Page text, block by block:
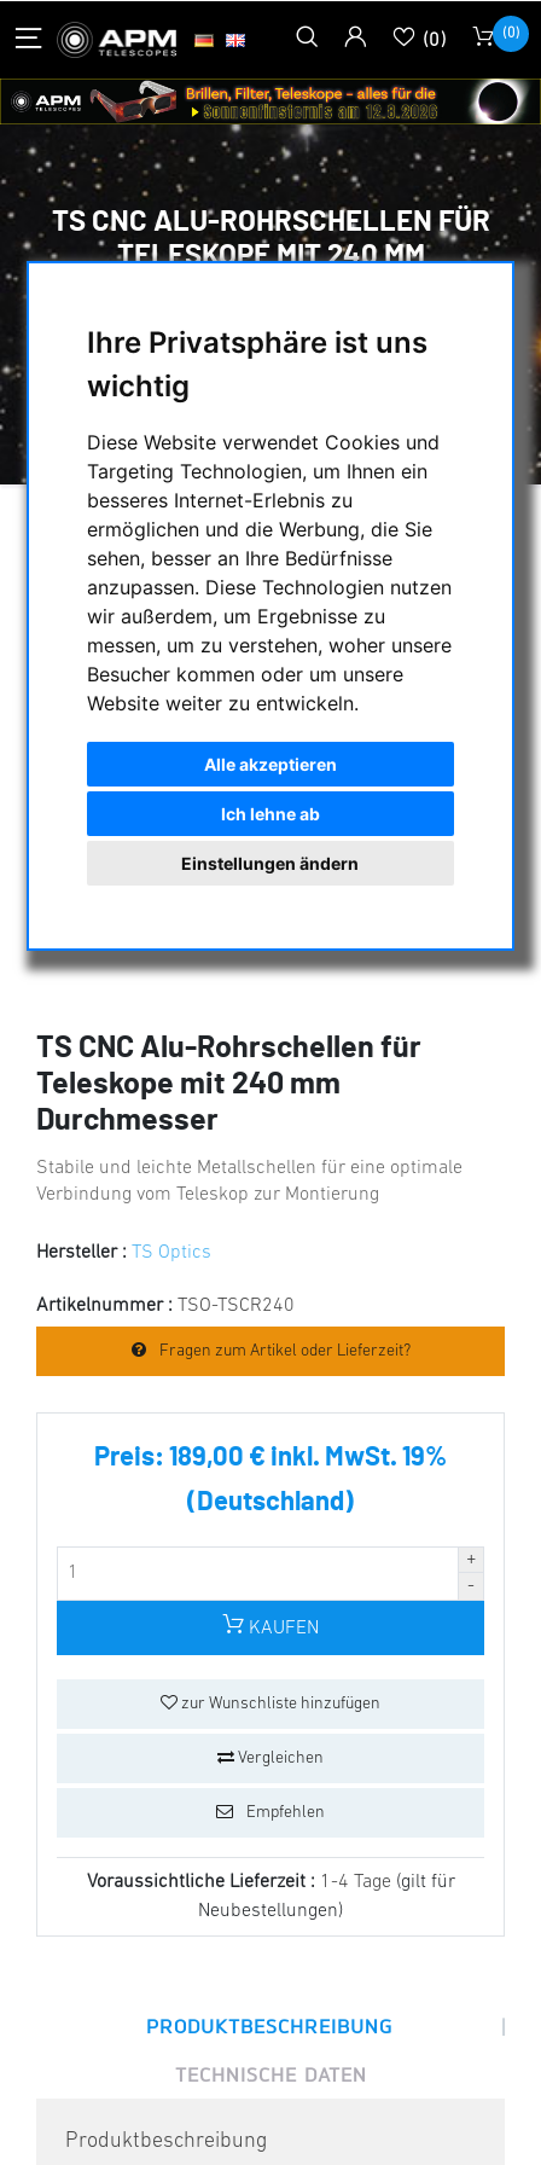
Ihre Privatsphäre ist uns
wichtig
Diese Website verwendet Cookies und
Targeting Technologien, um Ihnen ein
besseres Internet-Erlebnis zu
ermöglichen und die Werbung, die Sie
sehen, besser an Ihre Bedürfnisse
anzupassen. Diese Technologien nutzen
wir außerdem, um Ergebnisse zu
messen, um zu verstehen, woher unsere
Besucher kommen oder um unsere
Website weiter zu entwickeln.
Alle akzeptieren
Ich lehne ab
Einstellungen ändern
(0) (0)
TS CNC ALU-ROHRSCHELLEN FÜR
TELESKOPE MIT 240 MM
HOME / MECHANISCHES ZUBEHÖR /
ROHRSCHELLEN & LEITROHRSCHELLEN
TS CNC ALU-ROHRSCHELLEN FÜR
TS CNC Alu-Rohrschellen für
Teleskope mit 240 mm
Durchmesser
Stabile und leichte Metallschellen für eine optimale
Verbindung vom Teleskop zur Montierung
Hersteller : TS Optics
Artikelnummer : TSO-TSCR240
Fragen zum Artikel oder Lieferzeit?
Preis: 189,00 € inkl. MwSt. 19%
(Deutschland)
KAUFEN
zur Wunschliste hinzufügen
Vergleichen
Empfehlen
Voraussichtliche Lieferzeit : 1-4 Tage (gilt für
Neubestellungen)
PRODUKTBESCHREIBUNG |
TECHNISCHE DATEN
Produktbeschreibung